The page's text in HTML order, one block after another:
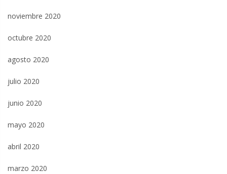
noviembre 2020
octubre 2020
agosto 2020
julio 2020
junio 2020
mayo 2020
abril 2020
marzo 2020